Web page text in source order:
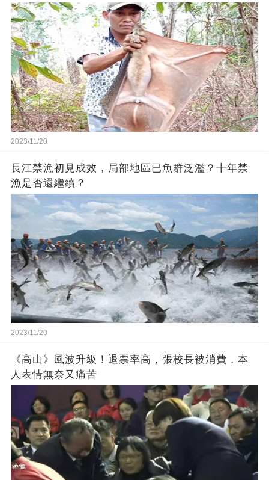
2023/11/20
長江禁漁初見成效，局部地區已魚群泛濫？十年禁
漁是否還繼續？
2023/11/20
《高山》風波升級！退票率高，張校長被消費，本
人表情無奈又痛苦